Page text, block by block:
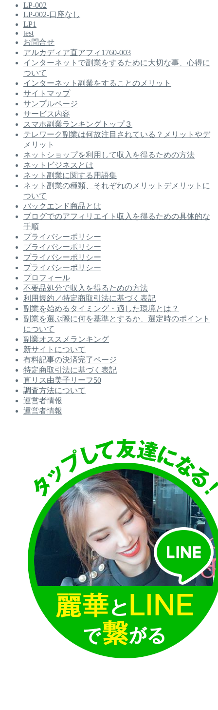
LP-002
LP-002-口座なし
LP1
test
お問合せ
アルカディア直アフィ1760-003
インターネットで副業をするために大切な事、心得に
ついて
インターネット副業をすることのメリット
サイトマップ
サンプルページ
サービス内容
スマホ副業ランキングトップ３
テレワーク副業は何故注目されている？メリットやデ
メリット
ネットショップを利用して収入を得るための方法
ネットビジネスとは
ネット副業に関する用語集
ネット副業の種類、それぞれのメリットデメリットに
ついて
バックエンド商品とは
ブログでのアフィリエイト収入を得るための具体的な
手順
プライバシーポリシー
プライバシーポリシー
プライバシーポリシー
プライバシーポリシー
プロフィール
不要品処分で収入を得るための方法
利用規約／特定商取引法に基づく表記
副業を始めるタイミング・適した環境とは？
副業を選ぶ際に何を基準とするか、選定時のポイント
について
副業オススメランキング
新サイトについて
有料記事の決済完了ページ
特定商取引法に基づく表記
直リス由美子リーフ50
調査方法について
運営者情報
運営者情報